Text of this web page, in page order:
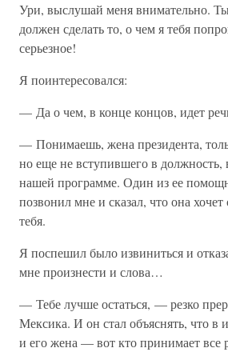
Ури, выслушай меня внимательно. Ты
должен сделать то, о чем я тебя
серьезное!
Я поинтересовался:
— Да о чем, в конце концов, идет
— Понимаешь, жена президента,
но еще не вступившего в должность,
нашей программе. Один из ее
позвонил мне и сказал, что она
тебя.
Я поспешил было извиниться и
мне произнести и слова…
— Тебе лучше остаться, — резко
Мексика. И он стал объяснять, что в
и его жена — вот кто принимает все